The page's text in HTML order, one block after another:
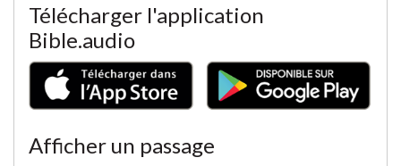
Télécharger l'application
Bible.audio
Afficher un passage